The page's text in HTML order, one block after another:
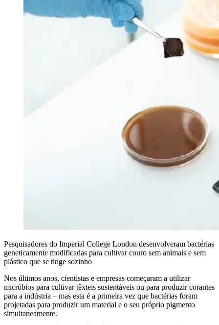
Pesquisadores do Imperial College London desenvolveram bactérias
geneticamente modificadas para cultivar couro sem animais e sem
plástico que se tinge sozinho
Nos últimos anos, cientistas e empresas começaram a utilizar
micróbios para cultivar têxteis sustentáveis ​​ou para produzir corantes
para a indústria – mas esta é a primeira vez que bactérias foram
projetadas para produzir um material e o seu próprio pigmento
simultaneamente.